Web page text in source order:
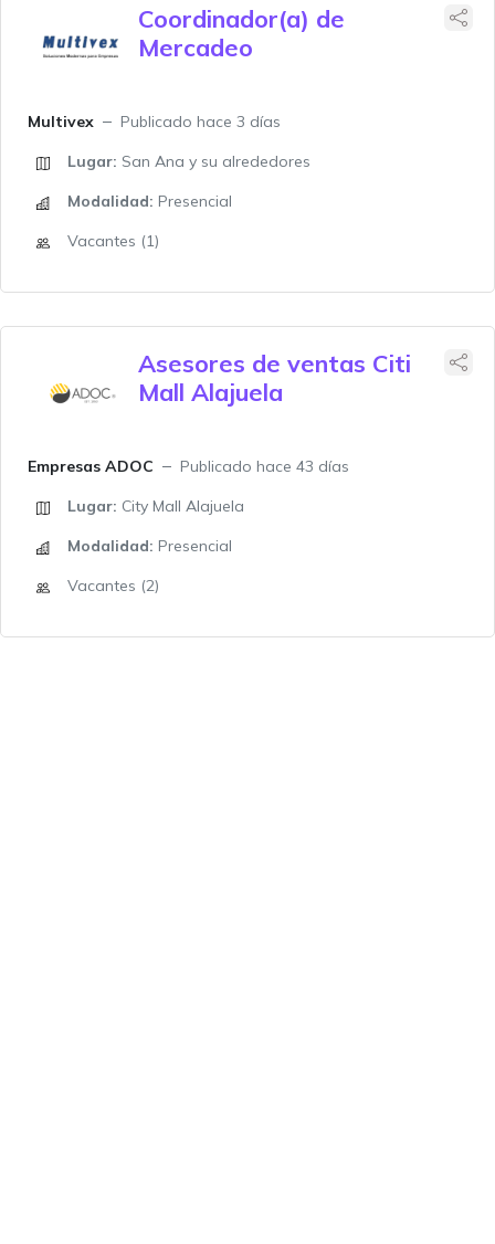
Coordinador(a) de
Mercadeo
Multivex
Publicado hace 3 días
Lugar: San Ana y su alrededores
Modalidad: Presencial
Vacantes (1)
Asesores de ventas Citi
Mall Alajuela
Empresas ADOC
Publicado hace 43 días
Lugar: City Mall Alajuela
Modalidad: Presencial
Vacantes (2)